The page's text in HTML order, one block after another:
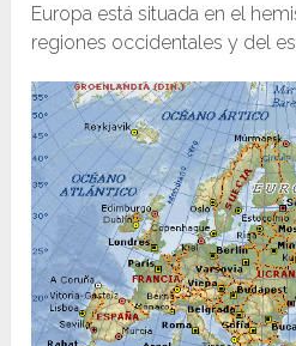
Europa está situada en el
regiones occidentales y del